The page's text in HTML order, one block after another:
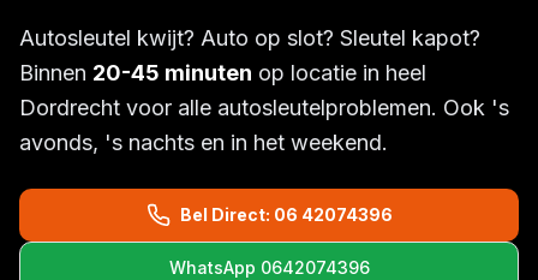
Autosleutel kwijt? Auto op slot? Sleutel kapot?
Binnen 20-45 minuten op locatie in heel
Dordrecht voor alle autosleutelproblemen. Ook 's
avonds, 's nachts en in het weekend.
Bel Direct: 06 42074396
WhatsApp 0642074396